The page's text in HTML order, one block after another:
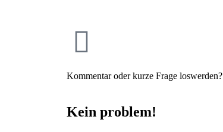
Kommentar oder kurze Frage loswerden?
Kein problem!